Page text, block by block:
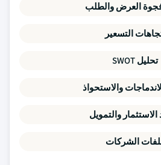
العرض والطلب
التسعير
تحليل SWOT
والاستحواذ
والتمويل
الشركات